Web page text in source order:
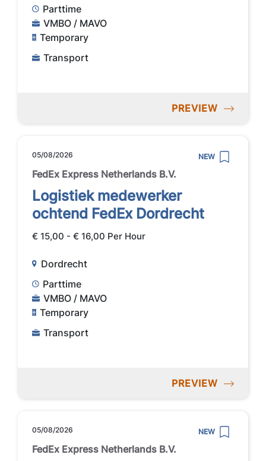
Parttime
VMBO / MAVO
Temporary
Transport
PREVIEW
05/08/2026 NEW
FedEx Express Netherlands B.V.
Logistiek medewerker
ochtend FedEx Dordrecht
€ 15,00 - € 16,00 Per Hour
Dordrecht
Parttime
VMBO / MAVO
Temporary
Transport
PREVIEW
05/08/2026 NEW
FedEx Express Netherlands B.V.